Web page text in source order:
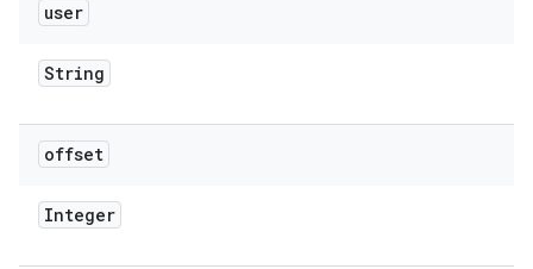
user
String
offset
Integer